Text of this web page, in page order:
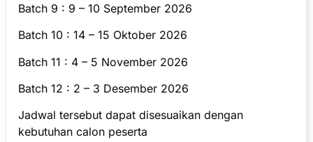
Batch 9 : 9 – 10 September 2026
Batch 10 : 14 – 15 Oktober 2026
Batch 11 : 4 – 5 November 2026
Batch 12 : 2 – 3 Desember 2026
Jadwal tersebut dapat disesuaikan dengan
kebutuhan calon peserta